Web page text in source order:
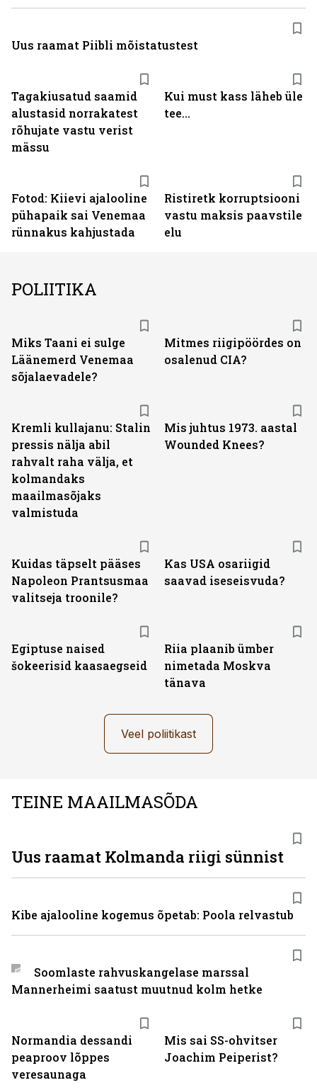
Tagakiusatud saamid
alustasid norrakatest
rõhujate vastu verist
mässu
Kui must kass läheb üle
tee...
Fotod: Kiievi ajalooline
pühapaik sai Venemaa
rünnakus kahjustada
Ristiretk korruptsiooni
vastu maksis paavstile
elu
Uus raamat Piibli mõistatustest
POLIITIKA
Miks Taani ei sulge
Läänemerd Venemaa
sõjalaevadele?
Mitmes riigipöördes on
osalenud CIA?
Kremli kullajanu: Stalin
pressis nälja abil
rahvalt raha välja, et
kolmandaks
maailmasõjaks
valmistuda
Mis juhtus 1973. aastal
Wounded Knees?
Kuidas täpselt pääses
Napoleon Prantsusmaa
valitseja troonile?
Kas USA osariigid
saavad iseseisvuda?
Egiptuse naised
šokeerisid kaasaegseid
Riia plaanib ümber
nimetada Moskva
tänava
Veel poliitikast
TEINE MAAILMASÕDA
Normandia dessandi
peaproov lõppes
veresaunaga
Mis sai SS-ohvitser
Joachim Peiperist?
Uus raamat Kolmanda riigi sünnist
Kibe ajalooline kogemus õpetab: Poola relvastub
Soomlaste rahvuskangelase marssal
Mannerheimi saatust muutnud kolm hetke